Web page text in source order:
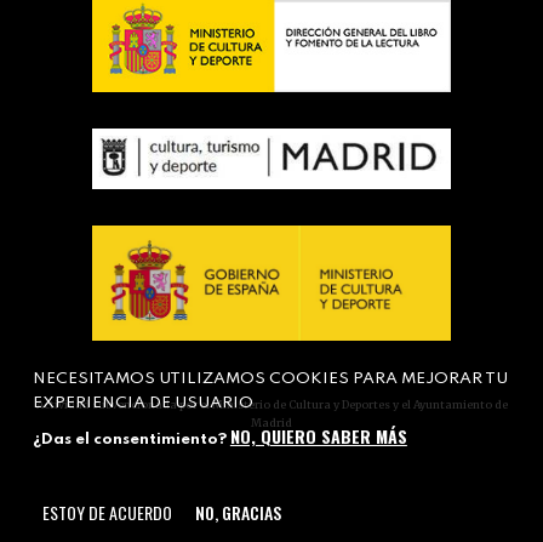
Actividad subvencionada por el Ministerio de Cultura y Deportes y el Ayuntamiento de
Madrid
NECESITAMOS UTILIZAMOS COOKIES PARA MEJORAR TU
EXPERIENCIA DE USUARIO
¿Das el consentimiento? NO, QUIERO SABER MÁS
ESTOY DE ACUERDO NO, GRACIAS